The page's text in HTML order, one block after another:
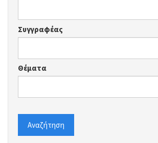
Συγγραφέας
Θέματα
Αναζήτηση